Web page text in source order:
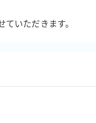
いただきます。